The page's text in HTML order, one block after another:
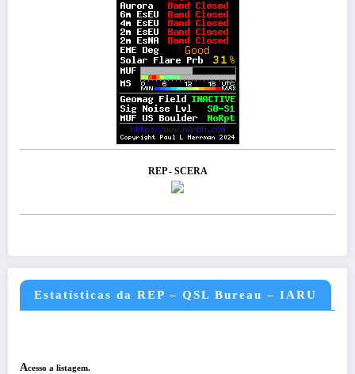
REP - SCERA
Estatísticas da REP – QSL Bureau – IARU
Acesso a listagem.